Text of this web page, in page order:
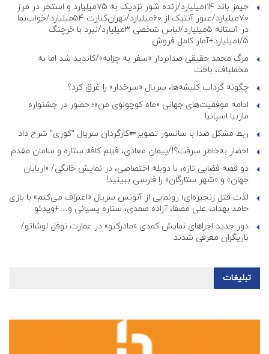
جیمز باند ۱۱۴میلیارد/زنده شور نزدیک به ۷۵میلیارد و استخر در مرز
۷۰میلیارد/عبور آنتیک از ۶۰میلیارد/تهران‌کنارت ۵۴میلیارد/خواب‌نما
در آستانه ۵میلیارد/لباس شخصی ۳میلیارد/نبرد با خرچنگ
۱/۵میلیارد+آمار کامل فروش
مرگ محمد حقیقی صدابردار «سفر به چزابه»/کاندید شد اما به
مخملباف، باخت
چگونه گرداب کلیشه‌ها، سریال «سرخدار» را غرق کرد؟
ادامه موفقیت‌های جهانی «ماه کوچولوی من»؛ حضور در جشنواره
ماربیا اسپانیا
ربط مشکل صدا با سانسور تصویر⇐کارگردان سریال “کوری” شرح داد
احضار به‌خاطر سرقت؟!/پیمان معادی، فیلم کافه ستاره و سامان مقدم
دو قصه فضایی تازه، با دوبله اختصاصی، در نمایش خانگی/ «اربابان
جهان» و «شهر ستارگان» را فارسی ببینید!
لذت قتل زنجیره‌ای؛ رونمایی از آنونس سریال «اعتراف می‌کنم» با بازی
حامد بهداد، علی مصفا، آزاده صمدی، ستاره پسیانی و…+ویدئو
دور جدید اجراهای نمایش کمدی «مادرکیو» در عمارت نوفل لوشاتو/
بازیگران معرفی شدند
تبلیغات